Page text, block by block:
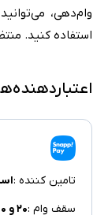
وام‌دهی،
استفاده کنید.
تامین کننده :
سقف وام :۲۰ و ۲۰۰ میلیون تومان